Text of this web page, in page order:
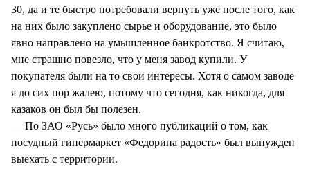
30, да и те быстро потребовали вернуть уже после того, как
на них было закуплено сырье и оборудование, это было
явно направлено на умышленное банкротство. Я считаю,
мне страшно повезло, что у меня завод купили. У
покупателя были на то свои интересы. Хотя о самом заводе
я до сих пор жалею, потому что сегодня, как никогда, для
казаков он был бы полезен.
— По ЗАО «Русь» было много публикаций о том, как
посудный гипермаркет «Федорина радость» был вынужден
выехать с территории.